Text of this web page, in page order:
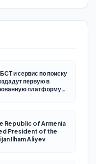
и сервис по поиску
первую в
платформу
Republic of Armenia
President of the
Ilham Aliyev